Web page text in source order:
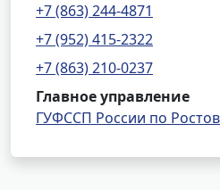
+7 (863) 244-4871
+7 (952) 415-2322
+7 (863) 210-0237
Главное управление
ГУФССП России по